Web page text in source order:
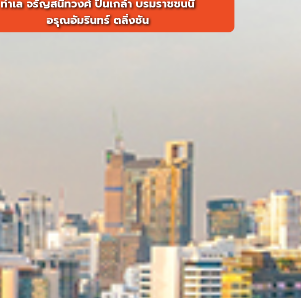
ทำเล จรัญสนิทวงศ์ ปิ่นเกล้า บรมราชชนนี
อรุณอัมรินทร์ ตลิ่งชัน